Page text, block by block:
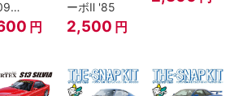
円
ーボⅡ '85
2,500 円